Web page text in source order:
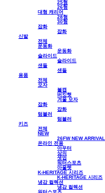
25형
26형
대형 캐리어
28형
30형
잡화
잡화
신발
전체
운동화
운동화
슬라이드
슬라이드
샌들
샌들
용품
전체
모자
볼캡
버킷햇
겨울 모자
잡화
잡화
텀블러
텀블러
키즈
전체
NEW
26FW NEW ARRIVAL
온라인 전용
아우터
상의
셋업
워터스포츠
아울렛
K-HERITAGE 시리즈
K-HERITAGE 시리즈
냉감 컬렉션
냉감 컬렉션
워터스포츠